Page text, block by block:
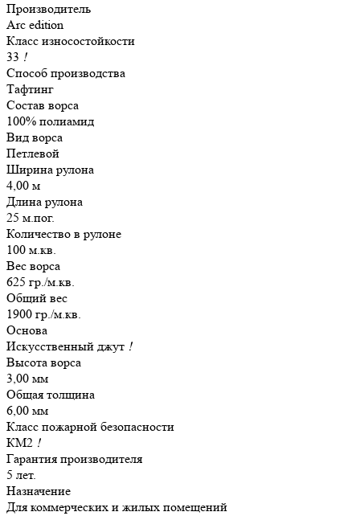
Производитель
Arc edition
Класс износостойкости
33 !
Способ производства
Тафтинг
Состав ворса
100% полиамид
Вид ворса
Петлевой
Ширина рулона
4,00 м
Длина рулона
25 м.пог.
Количество в рулоне
100 м.кв.
Вес ворса
625 гр./м.кв.
Общий вес
1900 гр./м.кв.
Основа
Искусственный джут !
Высота ворса
3,00 мм
Общая толщина
6,00 мм
Класс пожарной безопасности
КМ2 !
Гарантия производителя
5 лет.
Назначение
Для коммерческих и жилых помещений